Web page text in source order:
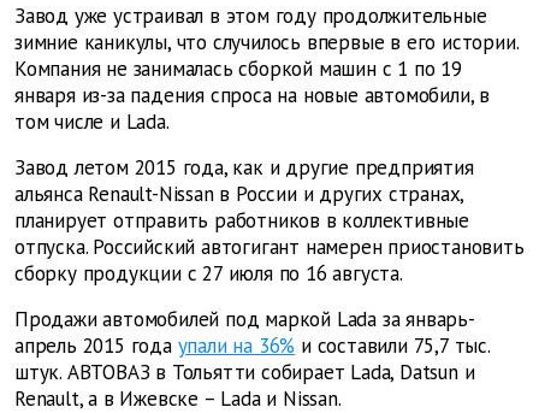
Завод уже устраивал в этом году продолжительные
зимние каникулы, что случилось впервые в его истории.
Компания не занималась сборкой машин с 1 по 19
января из-за падения спроса на новые автомобили, в
том числе и Lada.
Завод летом 2015 года, как и другие предприятия
альянса Renault-Nissan в России и других странах,
планирует отправить работников в коллективные
отпуска. Российский автогигант намерен приостановить
сборку продукции с 27 июля по 16 августа.
Продажи автомобилей под маркой Lada за январь-
апрель 2015 года упали на 36% и составили 75,7 тыс.
штук. АВТОВАЗ в Тольятти собирает Lada, Datsun и
Renault, а в Ижевске – Lada и Nissan.